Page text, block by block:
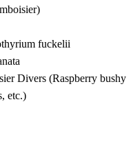
fuckelii
Divers (Raspberry bushy
etc.)